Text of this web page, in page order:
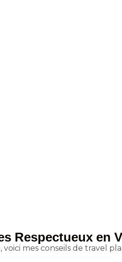
Respectueux en
mes conseils de travel